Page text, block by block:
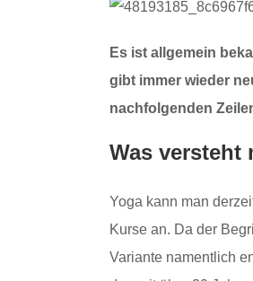
Es ist allgemein
gibt immer wieder
nachfolgenden
Was versteht
Yoga kann man
Kurse an. Da der
Variante namentlich